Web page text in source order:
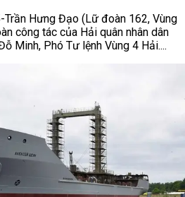
Trần Hưng Đạo (Lữ đoàn 162, Vùng
công tác của Hải quân nhân dân
Minh, Phó Tư lệnh Vùng 4 Hải....